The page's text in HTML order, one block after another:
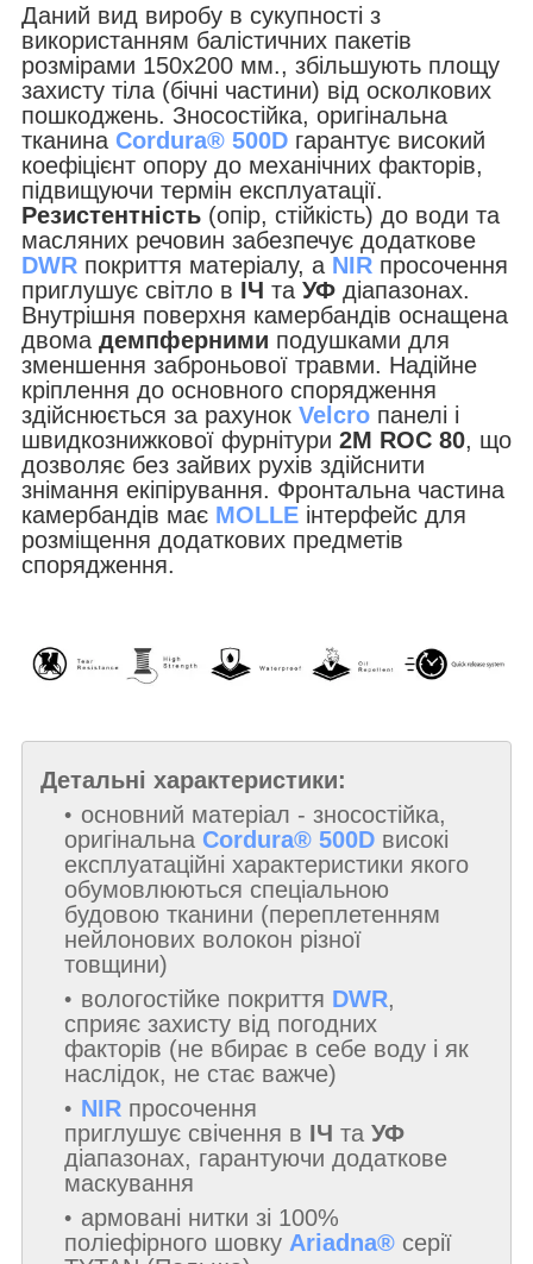
Даний вид виробу в сукупності з
використанням балістичних пакетів
розмірами 150х200 мм., збільшують площу
захисту тіла (бічні частини) від осколкових
пошкоджень. Зносостійка, оригінальна
тканина Cordura® 500D гарантує високий
коефіцієнт опору до механічних факторів,
підвищуючи термін експлуатації.
Резистентність (опір, стійкість) до води та
масляних речовин забезпечує додаткове
DWR покриття матеріалу, а NIR просочення
приглушує світло в ІЧ та УФ діапазонах.
Внутрішня поверхня камербандів оснащена
двома демпферними подушками для
зменшення заброньової травми. Надійне
кріплення до основного спорядження
здійснюється за рахунок Velcro панелі і
швидкознижкової фурнітури 2M ROC 80, що
дозволяє без зайвих рухів здійснити
знімання екіпірування. Фронтальна частина
камербандів має MOLLE інтерфейс для
розміщення додаткових предметів
спорядження.
Детальні характеристики:
основний матеріал - зносостійка,
оригінальна Cordura® 500D високі
експлуатаційні характеристики якого
обумовлюються спеціальною
будовою тканини (переплетенням
нейлонових волокон різної
товщини)
вологостійке покриття DWR,
сприяє захисту від погодних
факторів (не вбирає в себе воду і як
наслідок, не стає важче)
NIR просочення
приглушує свічення в ІЧ та УФ
діапазонах, гарантуючи додаткове
маскування
армовані нитки зі 100%
поліефірного шовку Ariadna® серії